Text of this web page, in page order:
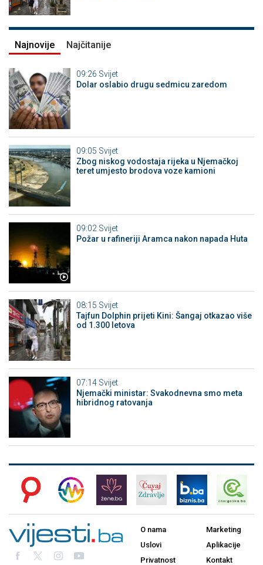
Najnovije Najčitanije
09:26 Svijet
Dolar oslabio drugu sedmicu zaredom
09:05 Svijet
Zbog niskog vodostaja rijeka u Njemačkoj
teret umjesto brodova voze kamioni
09:02 Svijet
Požar u rafineriji Aramca nakon napada Huta
08:15 Svijet
Tajfun Dolphin prijeti Kini: Šangaj otkazao više
od 1.300 letova
07:14 Svijet
Njemački ministar: Svakodnevna smo meta
hibridnog ratovanja
O nama
Uslovi
Privatnost
Marketing
Aplikacije
Kontakt